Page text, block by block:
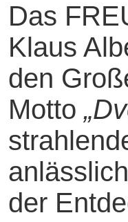
Das
Klaus
den
Motto
der